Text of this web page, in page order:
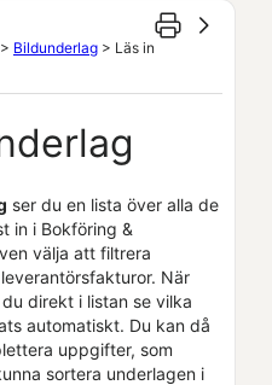
> Bildunderlag > Läs in
ser du en lista över alla de
in i Bokföring &
välja att filtrera
När
direkt i listan se vilka
automatiskt. Du kan då
uppgifter, som
sortera underlagen i